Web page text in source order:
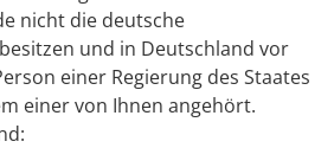
nicht die deutsche
und in Deutschland vor
einer Regierung des Staates
einer von Ihnen angehört.